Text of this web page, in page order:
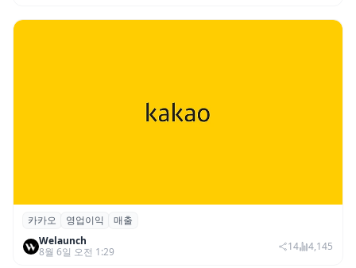
카카오, 2026년 2분기 매출 2조985억·영업
이익 2770억…역대 분기 최대
카카오 영업이익
매출
Welaunch
8월 6일 오전 1:29
14 4,145